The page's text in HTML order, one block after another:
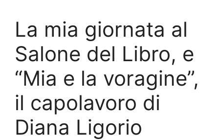
La mia giornata al
Salone del Libro, e
“Mia e la voragine”,
il capolavoro di
Diana Ligorio